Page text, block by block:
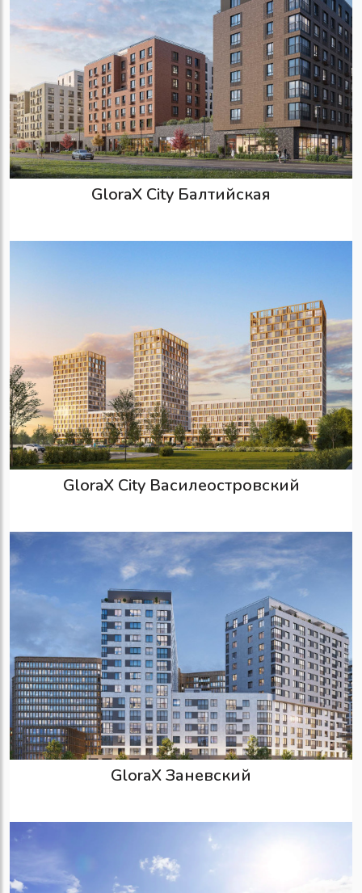
GloraX City Балтийская
GloraX City Василеостровский
GloraX Заневский